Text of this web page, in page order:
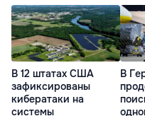
В 12 штатах США
зафиксированы
кибератаки на
системы
В